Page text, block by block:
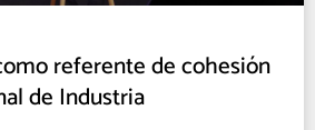
referente de cohesión
de Industria